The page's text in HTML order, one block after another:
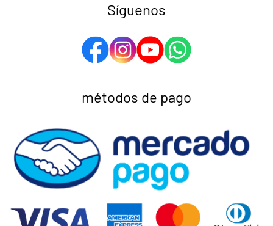
Síguenos
métodos de pago